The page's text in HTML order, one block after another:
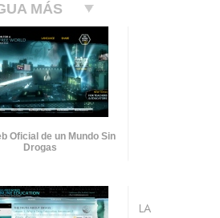
MÁS
Oficial de un Mundo Sin
Drogas
LA